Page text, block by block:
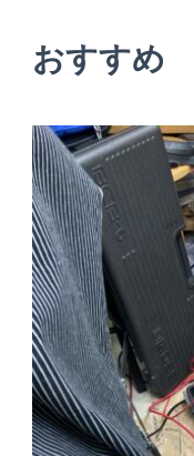
ー
シ
ョ
ン
おすすめ